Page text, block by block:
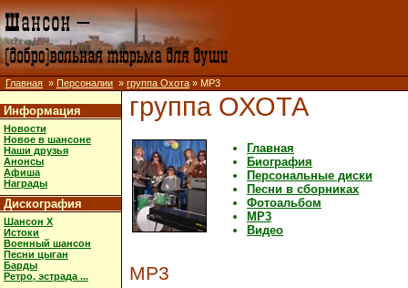
Главная » Персоналии » группа Охота » MP3
Информация
Новости
Новое в шансоне
Наши друзья
Анонсы
Афиша
Награды
Дискография
Шансон X
Истоки
Военный шансон
Песни цыган
Барды
Ретро, эстрада ...
группа ОХОТА
Главная
Биография
Персональные диски
Песни в сборниках
Фотоальбом
MP3
Видео
MP3